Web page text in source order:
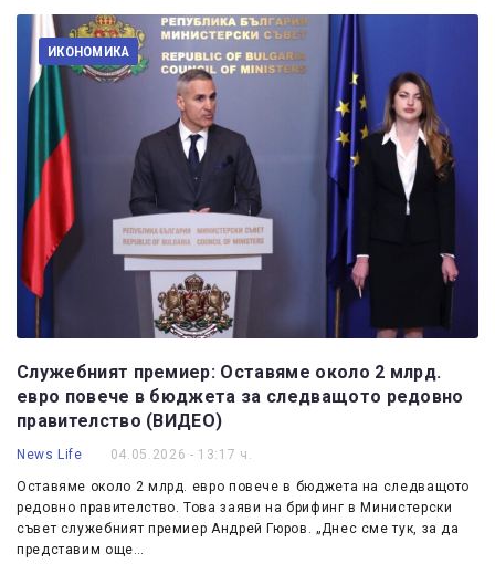
ИКОНОМИКА
Служебният премиер: Оставяме около 2 млрд.
евро повече в бюджета за следващото редовно
правителство (ВИДЕО)
News Life 04.05.2026 - 13:17 ч.
Оставяме около 2 млрд. евро повече в бюджета на следващото
редовно правителство. Това заяви на брифинг в Министерски
съвет служебният премиер Андрей Гюров. „Днес сме тук, за да
представим още…